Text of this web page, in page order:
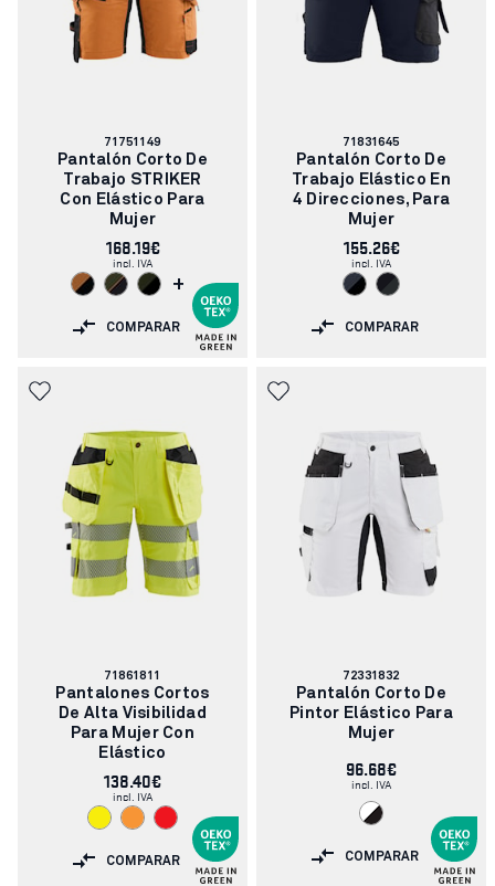
Número
de
artículo:
71751149
Pantalón Corto De
Trabajo STRIKER
Con Elástico Para
Mujer
168.19€
incl. IVA
+
COMPARAR
Número
de
artículo:
71831645
Pantalón Corto De
Trabajo Elástico En
4 Direcciones, Para
Mujer
155.26€
incl. IVA
COMPARAR
Número
de
artículo:
71861811
Pantalones Cortos
De Alta Visibilidad
Para Mujer Con
Elástico
138.40€
incl. IVA
COMPARAR
Número
de
artículo:
72331832
Pantalón Corto De
Pintor Elástico Para
Mujer
96.68€
incl. IVA
COMPARAR